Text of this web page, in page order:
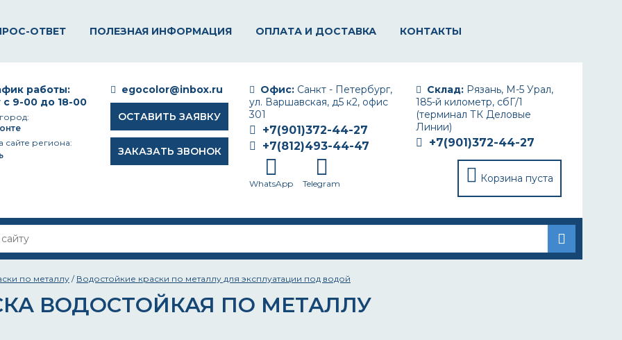
ОТВЕТ ПОЛЕЗНАЯ ИНФОРМАЦИЯ ОПЛАТА И ДОСТАВКА КОНТАКТЫ
Склад: Рязань, М-5 Урал,
185-й километр, сбГ/1
(терминал ТК Деловые
Линии)
+7(901)372-44-27
Корзина пуста
Офис: Санкт - Петербург,
ул. Варшавская, д5 к2, офис
301
+7(901)372-44-27
+7(812)493-44-47
WhatsApp Telegram
egocolor@inbox.ru
ОСТАВИТЬ ЗАЯВКУ
ЗАКАЗАТЬ ЗВОНОК
работы:
с 9-00 до 18-00
сайте региона:
по металлу / Водостойкие краски по металлу для эксплуатации под водой
ВОДОСТОЙКАЯ ПО МЕТАЛЛУ